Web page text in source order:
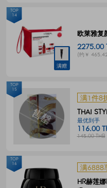
满赠
欧莱雅复
2275.00
(约￥
TOP
14
满1件8
THAI
最优到手
116.00
145.00 THB
TOP
15
满6888
HR赫莲
TOP
16